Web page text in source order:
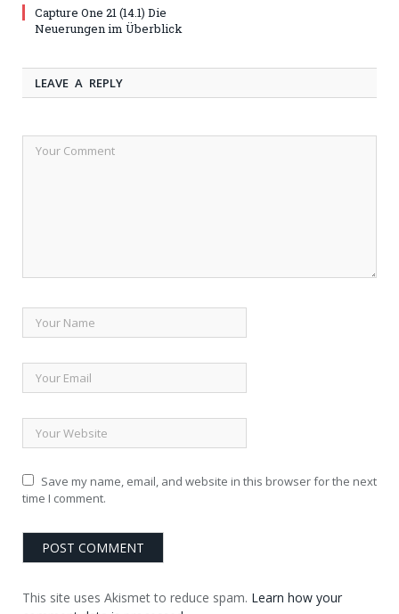
Capture One 21 (14.1) Die
Neuerungen im Überblick
LEAVE A REPLY
Save my name, email, and website in this browser for the next
time I comment.
This site uses Akismet to reduce spam. Learn how your